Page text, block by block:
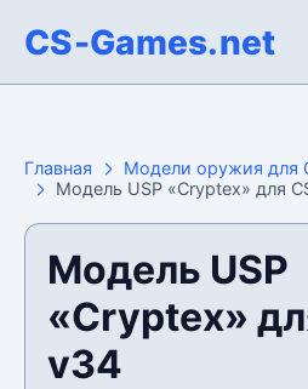
CS-Games.net
Главная
Модели оружия для
Модель USP «Cryptex» для
Модель USP
«Cryptex»
v34